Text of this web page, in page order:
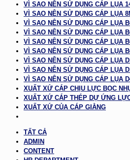
VÌ SAO NÊN SỬ DỤNG CÁP LỤA
VÌ SAO NÊN SỬ DỤNG CÁP LỤA
VÌ SAO NÊN SỬ DỤNG CÁP LỤA
VÌ SAO NÊN SỬ DỤNG CÁP LỤA
VÌ SAO NÊN SỬ DỤNG CÁP LỤA
VÌ SAO NÊN SỬ DỤNG CÁP LỤA
VÌ SAO NÊN SỬ DỤNG CÁP LỤA
VÌ SAO NÊN SỬ DỤNG CÁP LỤA
VÌ SAO NÊN SỬ DỤNG CÁP LỤA
XUẤT XỨ CÁP CHỊU LỰC BỌC
XUẤT XỨ CÁP THÉP DỰ ỨNG
XUẤT XỨ CỦA CÁP GIẰNG
TẤT CẢ
ADMIN
CONTENT